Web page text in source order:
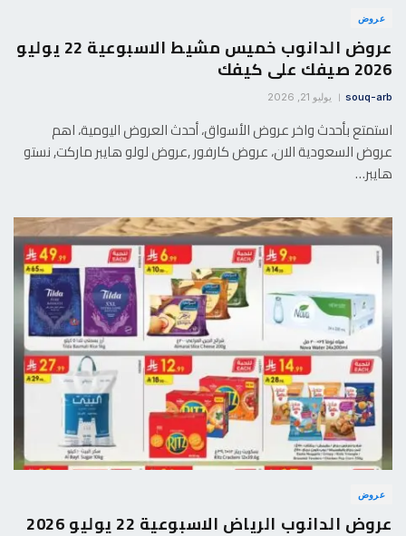
عروض
عروض الدانوب خميس مشيط الاسبوعية 22 يوليو
2026 صيفك على كيفك
souq-arb يوليو 21, 2026
استمتع بأحدث واخر عروض الأسواق، أحدث العروض اليومية، اهم
عروض السعودية الان، عروض كارفور ,عروض لولو هايبر ماركت, نستو
هايبر…
عروض
عروض الدانوب الرياض الاسبوعية 22 يوليو 2026